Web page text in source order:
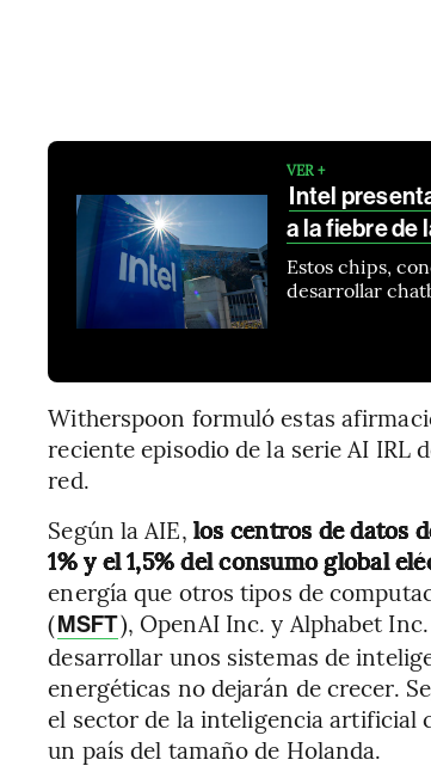
VER +
Intel
a la fiebre de
Estos chips,
desarrollar
Witherspoon formuló estas
reciente episodio de la serie AI IRL
red.
Según la AIE, los centros de datos
1% y el 1,5% del consumo global
energía que otros tipos de
(MSFT), OpenAI Inc. y Alphabet
desarrollar unos sistemas de
energéticas no dejarán de crecer.
el sector de la inteligencia artificial
un país del tamaño de Holanda.